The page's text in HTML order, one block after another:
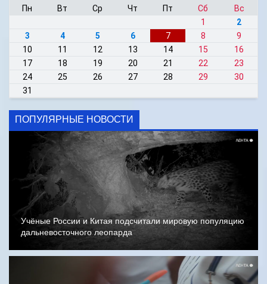
Пн Вт Ср Чт Пт Сб
Вс
1
2
3
4 5 6 7 8
9
10
11 12 13 14 15
16
17
18 19 20 21 22
23
24
25 26 27 28 29
30
31
ПОПУЛЯРНЫЕ НОВОСТИ
Учёные России и Китая подсчитали мировую популяцию
дальневосточного леопарда